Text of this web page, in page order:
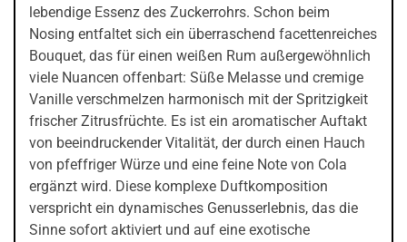
lebendige Essenz des Zuckerrohrs. Schon beim
Nosing entfaltet sich ein überraschend facettenreiches
Bouquet, das für einen weißen Rum außergewöhnlich
viele Nuancen offenbart: Süße Melasse und cremige
Vanille verschmelzen harmonisch mit der Spritzigkeit
frischer Zitrusfrüchte. Es ist ein aromatischer Auftakt
von beeindruckender Vitalität, der durch einen Hauch
von pfeffriger Würze und eine feine Note von Cola
ergänzt wird. Diese komplexe Duftkomposition
verspricht ein dynamisches Genusserlebnis, das die
Sinne sofort aktiviert und auf eine exotische